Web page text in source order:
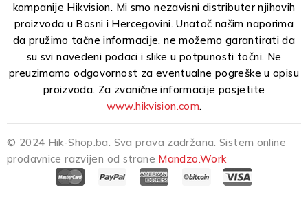
kompanije Hikvision. Mi smo nezavisni distributer njihovih
proizvoda u Bosni i Hercegovini. Unatoč našim naporima
da pružimo tačne informacije, ne možemo garantirati da
su svi navedeni podaci i slike u potpunosti točni. Ne
preuzimamo odgovornost za eventualne pogreške u opisu
proizvoda. Za zvanične informacije posjetite
www.hikvision.com.
© 2024 Hik-Shop.ba. Sva prava zadržana. Sistem online
prodavnice razvijen od strane Mandzo.Work